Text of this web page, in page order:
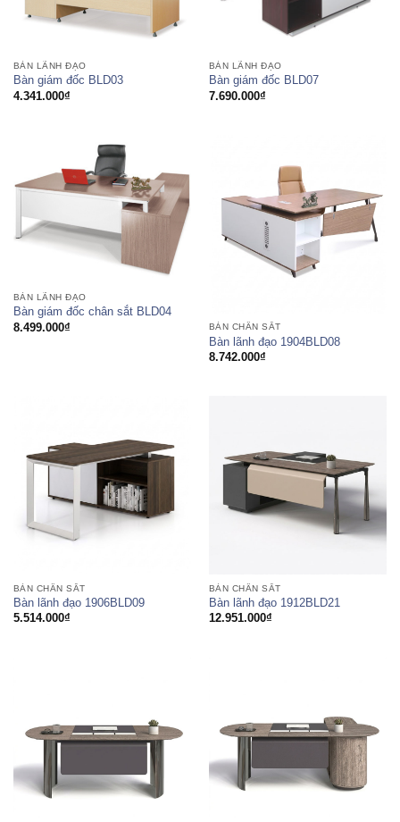
BÀN LÃNH ĐẠO
Bàn giám đốc BLD03
4.341.000₫
BÀN LÃNH ĐẠO
Bàn giám đốc BLD07
7.690.000₫
BÀN LÃNH ĐẠO
Bàn giám đốc chân sắt BLD04
8.499.000₫ BÀN CHÂN SẮT
Bàn lãnh đạo 1904BLD08
8.742.000₫
BÀN CHÂN SẮT
Bàn lãnh đạo 1906BLD09
5.514.000₫
BÀN CHÂN SẮT
Bàn lãnh đạo 1912BLD21
12.951.000₫